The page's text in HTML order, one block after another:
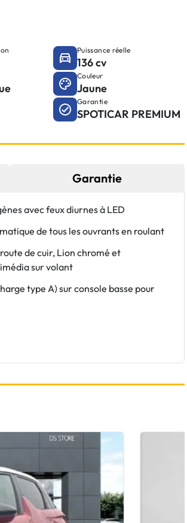
Puissance réelle
136 cv
Couleur
Jaune
Garantie
SPOTICAR PREMIUM
Garantie
avec feux diurnes à LED
de tous les ouvrants en roulant
de cuir, Lion chromé et
sur volant
type A) sur console basse pour